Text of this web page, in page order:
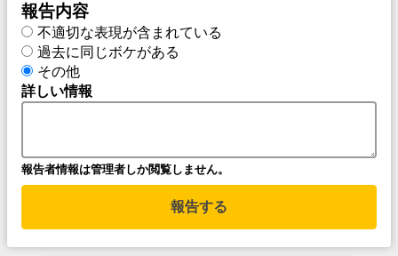
報告内容
不適切な表現が含まれている
過去に同じボケがある
その他
詳しい情報
報告者情報は管理者しか閲覧しません。
報告する